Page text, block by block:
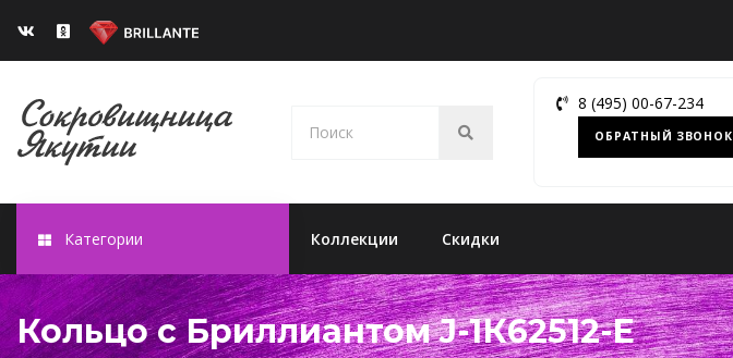
8 (495) 00-67-234
ОБРАТНЫЙ ЗВОНОК
Категории Коллекции Скидки
Кольцо с Бриллиантом J-1К62512-E